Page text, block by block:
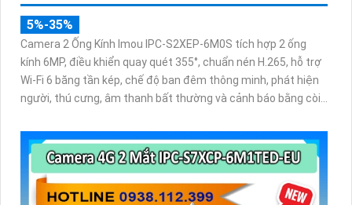
5%-35%
Camera 2 Ống Kính Imou IPC-S2XEP-6M0S tích hợp 2 ống
kính 6MP, điều khiển quay quét 355°, chuẩn nén H.265, hỗ trợ
Wi-Fi 6 băng tần kép, chế độ ban đêm thông minh, phát hiện
người, thú cưng, âm thanh bất thường và cảnh báo bằng còi